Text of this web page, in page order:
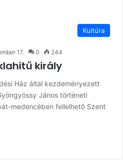
Kultúra
17. 0 244
király
Ház által kezdeményezett
János történeti
medencében fellelhető Szent